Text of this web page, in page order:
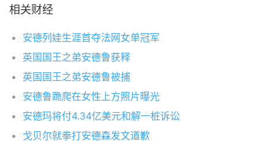
相关财经
安德列娃生涯首夺法网女单冠军
英国国王之弟安德鲁获释
英国国王之弟安德鲁被捕
安德鲁跪爬在女性上方照片曝光
安德玛将付4.34亿美元和解一桩诉讼
戈贝尔就拳打安德森发文道歉